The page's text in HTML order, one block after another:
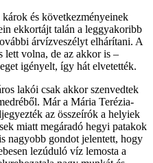
és következményeinek
ekkortájt talán a leggyakoribb
árvízveszélyt elhárítani. A
lett volna, de az akkor is –
igényelt, így hát elvetették.
lakói csak akkor szenvedtek
Már a Mária Terézia-
az összeírók a helyiek
miatt megáradó hegyi patakok
nagyobb gondot jelentett, hogy
lezúduló víz lemosta a